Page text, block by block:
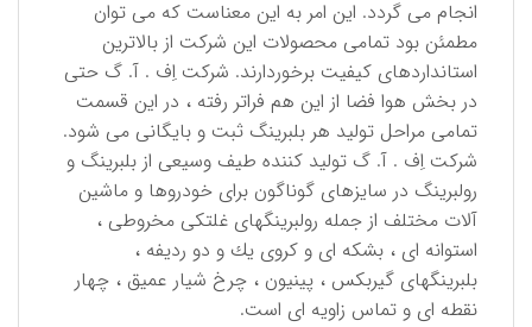
انجام می گردد. این امر به این معناست كه می توان
مطمئن بود تمامی محصولات این شركت از بالاترین
استانداردهای كیفیت برخوردارند. شركت اِف . آ. گ حتی
در بخش هوا فضا از این هم فراتر رفته ، در این قسمت
تمامی مراحل تولید هر بلبرینگ ثبت و بایگانی می شود.
شركت اِف . آ. گ تولید كننده طیف وسیعی از بلبرینگ و
رولبرینگ در سایزهای گوناگون برای خودروها و ماشین
آلات مختلف از جمله رولبرینگهای غلتكی مخروطی ،
استوانه ای ، بشكه ای و كروی یك و دو ردیفه ،
بلبرینگهای گیربكس ، پینیون ، چرخ شیار عمیق ، چهار
نقطه ای و تماس زاویه ای است.